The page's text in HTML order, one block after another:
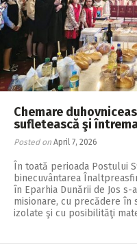
Chemare
sufletească şi
Posted on April 7, 2026
În toată perioada Postului
binecuvântarea
în Eparhia Dunării de Jos
misionare, cu precădere în
izolate şi cu posibilităţi